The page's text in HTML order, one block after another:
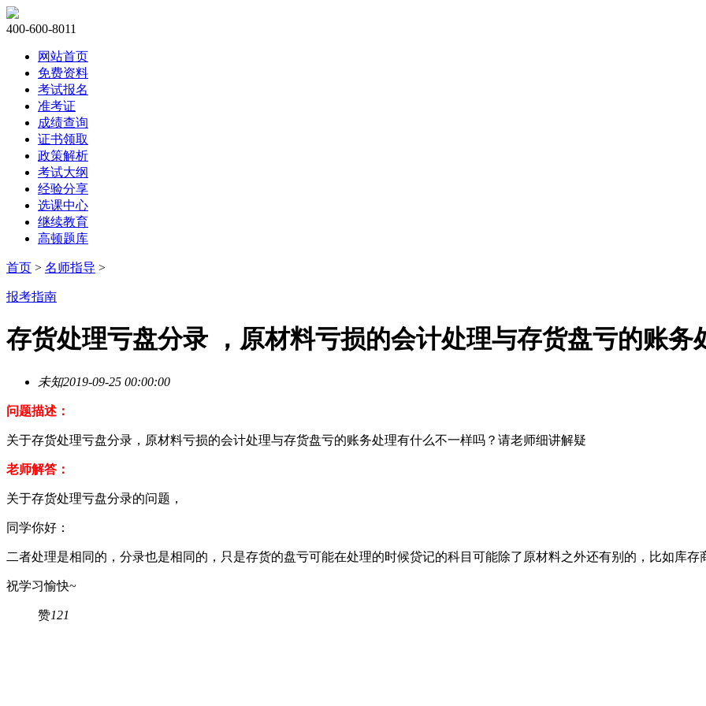
400-600-8011
网站首页
免费资料
考试报名
准考证
成绩查询
证书领取
政策解析
考试大纲
经验分享
选课中心
继续教育
高顿题库
首页 > 名师指导 >
报考指南
存货处理亏盘分录 ，原材料亏损的会计处理与存货盘亏的账务
未知2019-09-25 00:00:00
问题描述：
关于存货处理亏盘分录，原材料亏损的会计处理与存货盘亏的账务处理有什么不一样吗？请老师细讲解疑
老师解答：
关于存货处理亏盘分录的问题，
同学你好：
二者处理是相同的，分录也是相同的，只是存货的盘亏可能在处理的时候贷记的科目可能除了原材料之外还有别的，比如库存
祝学习愉快~
赞121